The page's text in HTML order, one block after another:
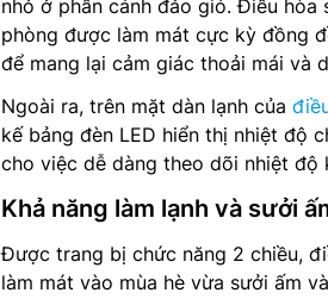
nhỏ ở phần cánh đảo gió. Điều
phòng được làm mát cực kỳ đồng
để mang lại cảm giác thoải mái và
Ngoài ra, trên mặt dàn lạnh của
kế bảng đèn LED hiển thị nhiệt độ
cho việc dễ dàng theo dõi nhiệt độ
Khả năng làm lạnh và sưởi
Được trang bị chức năng 2 chiều,
làm mát vào mùa hè vừa sưởi ấm